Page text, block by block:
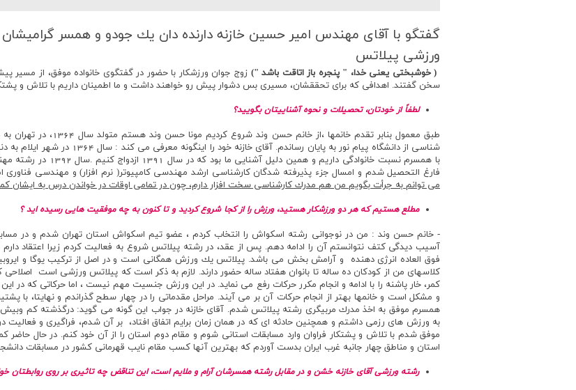
گفتگو با آقای مهندس امیر حسین خازنه دارنده دان یك جودو و همسر
ورزشی پیلاتس
( خوشبختي يعني خدا، " پنجره باز اتاقت باشد "
) زوج جوان ورزشكار با حضور در گفتگوي خانواده موفق، از
سخن گفتند. اهدافي كه براي تحققشان،‌ مسيري بس دشوار پيش رو خواهند داشت و ما اطمينان داريم با تلاش و
لطفاً از خودتان، تحصيلات و نحوه آشناييتان بگوييد؟
طبق معمول بنابر تقدم
شناسي از دانشگاه پيام نور به پايان
با همسرم نسبت خانوادگي
فارغ التحصيل شدم و امسال جزء پذيرفته شدگان كارشناسي ارشد مهندسي كامپيوتر( نرم افزار) و مهندسي
مي توانم به جرأت بگويم من هم مدرك كارشناسي سخت افزار دارم، چون در تمامي اوقات در خواندن درس به ايشان
مطلع هستيم كه هر دو ورزشكار هستيد، ورزش را از كجا شروع كرديد و تا كنون به چه موفقيت هايي رسيده ايد ؟
- خانم حسن وند : من در نوجواني رشته اسكواش را انتخاب كردم ، عضو تيم اسكواش استان تهران شدم و در
آسيب ديدگي كتف نتوانستم آن را ادامه دهم. پس از عقد، در رشته پيلاتس شروع به فعاليت كردم زيرا اعتقاد
فوق العاده انرژي دهنده و آرامش بخش مي باشد. پيلاتس يك ورزش همگاني است و در اصل از تركيب يوگا و
كلاسهاي من از كودكان ده ساله تا بانوان هفتاد ساله حضور دارند. لازم به ذكر است كه پيلاتس ورزشي است اصلاحي
كمر، خار پاشنه را با ادامه و انجام مكرر حركات رفع مي نمايد. در اين ورزش جنسيت مهم نيست ، اما حركاتي كه در
و مشكل است و خانمها بهتر از انجام حركات آن بر مي آيند. مراحل مقدماتي را در چهار سطح گذراندم و نهايتا، با
به ورزش هاي رزمي داشتم و همچنين حادثه اي كه در همان زمان برايم اتفاق افتاد، بر آن شدم، فراگيري و فعاليت
موفق شدم با تلاش و پشتكار فراوان وارد مسابقات استاني شوم و مقام دوم استان را از آن خود كنم. در حال
استان و مناطق چهار جانبه غرب ايران بدست آوردم که بهترين آنها كسب مقام نايب قهرماني كشور در مسابقات دانشجويي همدان
رشته ورزشي آقاي خازنه خشن و در مقابل رشته همسرشان آرام و ملايم است، اين تناقض چه تاثيري بر روي روابطتان